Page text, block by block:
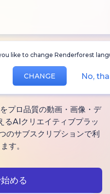
like to change Renderforest
CHANGE No,
れるAI動
と音声
プロ品質の動画・画像・デ
るAIクリエイティブプラッ
のサブスクリプションで利
す。
める